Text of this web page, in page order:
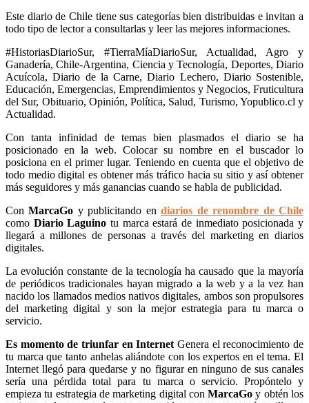
Este diario de Chile tiene sus categorías bien distribuidas e invitan a
todo tipo de lector a consultarlas y leer las mejores informaciones.
#HistoriasDiarioSur, #TierraMíaDiarioSur, Actualidad, Agro y
Ganadería, Chile-Argentina, Ciencia y Tecnología, Deportes, Diario
Acuícola, Diario de la Carne, Diario Lechero, Diario Sostenible,
Educación, Emergencias, Emprendimientos y Negocios, Fruticultura
del Sur, Obituario, Opinión, Política, Salud, Turismo, Yopublico.cl y
Actualidad.
Con tanta infinidad de temas bien plasmados el diario se ha
posicionado en la web. Colocar su nombre en el buscador lo
posiciona en el primer lugar. Teniendo en cuenta que el objetivo de
todo medio digital es obtener más tráfico hacia su sitio y así obtener
más seguidores y más ganancias cuando se habla de publicidad.
ConMarcaGo y publicitando endiarios de renombre de Chile
como Diario Laguinotu marca estará de inmediato posicionada y
llegará a millones de personas a través del marketing en diarios
digitales.
La evolución constante de la tecnología ha causado que la mayoría
de periódicos tradicionales hayan migrado a la web y a la vez han
nacido los llamados medios nativos digitales, ambos son propulsores
del marketing digital y son la mejor estrategia para tu marca o
servicio.
Es momento de triunfar en Internet Genera el reconocimiento de
tu marca que tanto anhelas aliándote con los expertos en el tema. El
Internet llegó para quedarse y no figurar en ninguno de sus canales
sería una pérdida total para tu marca o servicio. Propóntelo y
empieza tu estrategia de marketing digital conMarcaGoy obtén los